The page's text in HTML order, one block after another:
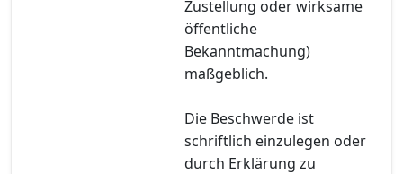
Zustellung oder wirksame
öffentliche
Bekanntmachung)
maßgeblich.
Die Beschwerde ist
schriftlich einzulegen oder
durch Erklärung zu